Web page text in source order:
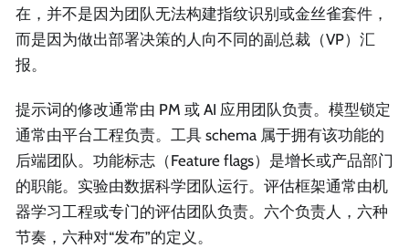
在，并不是因为团队无法构建指纹识别或金丝雀套件，
而是因为做出部署决策的人向不同的副总裁（VP）汇
报。
提示词的修改通常由 PM 或 AI 应用团队负责。模型锁定
通常由平台工程负责。工具 schema 属于拥有该功能的
后端团队。功能标志（Feature flags）是增长或产品部门
的职能。实验由数据科学团队运行。评估框架通常由机
器学习工程或专门的评估团队负责。六个负责人，六种
节奏，六种对“发布”的定义。